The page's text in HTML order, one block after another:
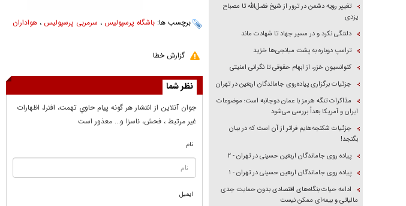
برچسب ها: باشگاه پرسپولیس ، سرمربی پرسپولیس ، هواداران
گزارش خطا
نظر شما
جوان آنلاين از انتشار هر گونه پيام حاوي تهمت، افترا، اظهارات
غير مرتبط ، فحش، ناسزا و... معذور است
نام
ایمیل
تغییر رویه دشمن در ترور از شیخ فضل‌الله تا مصباح
یزدی
دلتنگی نکرد و در مسیر جهاد تا شهادت ماند
ترامپ دوباره به پشت میانجی‌ها خزید
کنوانسیون خزر، از ابهام حقوقی تا نگرانی امنیتی
جزئیات برگزاری پیاده‌روی جاماندگان اربعین در تهران
مذاکرات تنگه هرمز با عمان دوجانبه است؛ موضوعات
ایران و آمریکا بعداً بررسی می‌شود
جزئیات شکنجه‌هایم فراتر از آن است که در بیان
بگنجد!
پیاده روی جاماندگان اربعین حسینی در تهران - ۲
پیاده روی جاماندگان اربعین حسینی در تهران - ۱
ادامه حیات بنگاه‌های اقتصادی بدون حمایت جدی
مالیاتی و بیمه‌ای ممکن نیست